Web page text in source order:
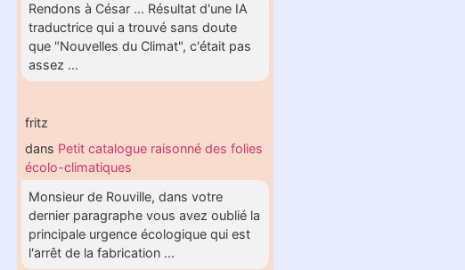
Rendons à César ... Résultat d'une IA
traductrice qui a trouvé sans doute
que "Nouvelles du Climat", c'était pas
assez ...
fritz
dans Petit catalogue raisonné des folies
écolo-climatiques
Monsieur de Rouville, dans votre
dernier paragraphe vous avez oublié la
principale urgence écologique qui est
l'arrêt de la fabrication ...